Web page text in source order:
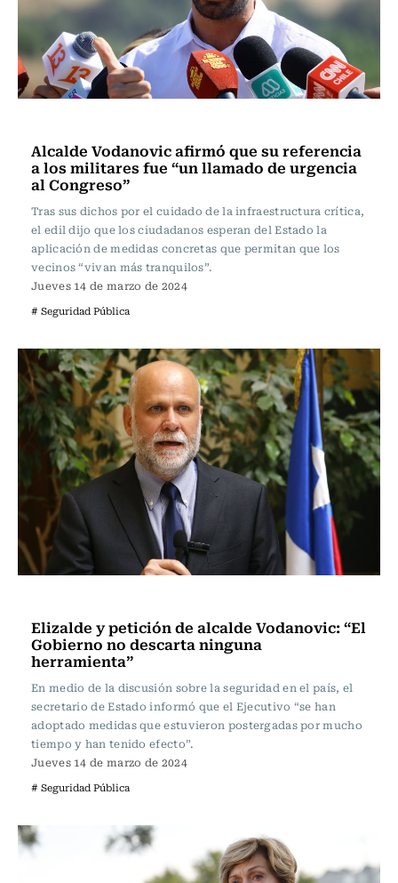
Alcalde Vodanovic afirmó que su referencia
a los militares fue “un llamado de urgencia
al Congreso”
Tras sus dichos por el cuidado de la infraestructura crítica,
el edil dijo que los ciudadanos esperan del Estado la
aplicación de medidas concretas que permitan que los
vecinos “vivan más tranquilos”.
Jueves 14 de marzo de 2024
# Seguridad Pública
Elizalde y petición de alcalde Vodanovic: “El
Gobierno no descarta ninguna
herramienta”
En medio de la discusión sobre la seguridad en el país, el
secretario de Estado informó que el Ejecutivo “se han
adoptado medidas que estuvieron postergadas por mucho
tiempo y han tenido efecto”.
Jueves 14 de marzo de 2024
# Seguridad Pública